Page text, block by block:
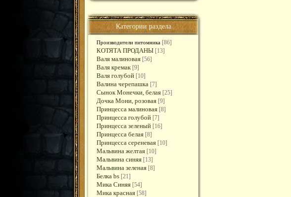
Категории раздела
Производители питомника [86]
КОТЯТА ПРОДАНЫ [13]
Валя малиновая [56]
Валя кремак [9]
Валя голубой [10]
Валина черепашка [7]
Сынок Монечки, белая [25]
Дочка Мони, розовая [9]
Принцесса малиновая [8]
Принцесса голубой [7]
Принцесса зеленый [16]
Принцесса белая [8]
Принцесса сереневая [10]
Мальвина желтая [10]
Мальвина синяя [13]
Мальвина зеленая [8]
Белка bs [21]
Мика Синяя [54]
Мика красная [58]